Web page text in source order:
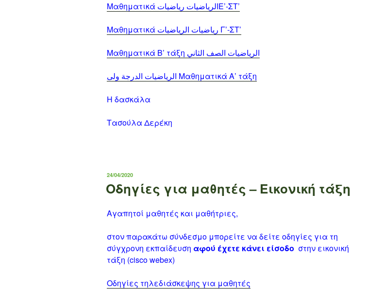
Μαθηματικά الرياضيات ریاضیاتΕ’-ΣΤ’
Μαθηματικά ریاضیات الرياضيات Γ’-ΣΤ’
Μαθηματικά Β’ τάξη الریاضيات الصف الثاني
الرياضيات الدرجة ولى Μαθηματικά Α’ τάξη
Η δασκάλα
Τασούλα Δερέκη
ΔΗΜΟΣΙΕΎΤΗΚΕ
24/04/2020
Οδηγίες για μαθητές – Εικονική τάξη
Αγαπητοί μαθητές και μαθήτριες,
στον παρακάτω σύνδεσμο μπορείτε να δείτε οδηγίες για τη
σύγχρονη εκπαίδευση αφού έχετε κάνει είσοδο στην εικονική
τάξη (cisco webex)
Οδηγίες τηλεδιάσκεψης για μαθητές